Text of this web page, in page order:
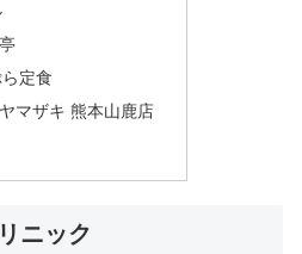
定食
マザキ 熊本山鹿店
ニック